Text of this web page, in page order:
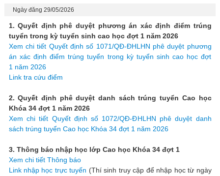
Ngày đăng 29/05/2026
1. Quyết định phê duyệt phương án xác định điểm trúng
tuyển trong kỳ tuyển sinh cao học đợt 1 năm 2026
Xem chi tiết Quyết định số 1071/QĐ-ĐHLHN phê duyệt phương
án xác định điểm trúng tuyển trong kỳ tuyển sinh cao học đợt
1 năm 2026
Link tra cứu điểm
2. Quyết định phê duyệt danh sách trúng tuyển Cao học
Khóa 34 đợt 1 năm 2026
Xem chi tiết Quyết định số 1072/QĐ-ĐHLHN phê duyệt danh
sách trúng tuyển Cao học Khóa 34 đợt 1 năm 2026
3. Thông báo nhập học lớp Cao học Khóa 34 đợt 1
Xem chi tiết Thông báo
Link nhập học trực tuyến (Thí sinh truy cập để nhập học từ ngày